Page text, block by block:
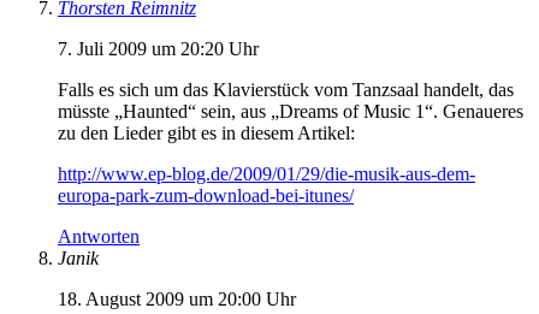
Thorsten Reimnitz
7. Juli 2009 um 20:20 Uhr
Falls es sich um das Klavierstück vom Tanzsaal handelt, das
müsste „Haunted“ sein, aus „Dreams of Music 1“. Genaueres
zu den Lieder gibt es in diesem Artikel:
http://www.ep-blog.de/2009/01/29/die-musik-aus-dem-
europa-park-zum-download-bei-itunes/
Antworten
Janik
18. August 2009 um 20:00 Uhr